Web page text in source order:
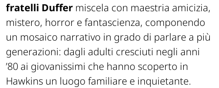
fratelli Duffer miscela con maestria amicizia,
mistero, horror e fantascienza, componendo
un mosaico narrativo in grado di parlare a più
generazioni: dagli adulti cresciuti negli anni
’80 ai giovanissimi che hanno scoperto in
Hawkins un luogo familiare e inquietante.